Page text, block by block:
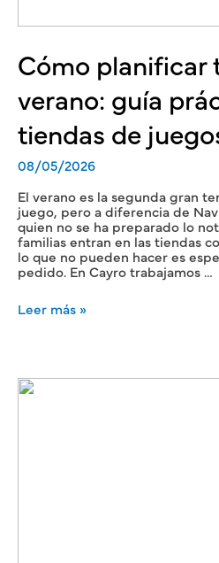
Cómo planificar
verano: guía
tiendas de
08/05/2026
El verano es la segunda gran
juego, pero a diferencia de
quien no se ha preparado lo
familias entran en las tiendas
lo que no pueden hacer es
pedido. En Cayro trabajamos …
Leer más »